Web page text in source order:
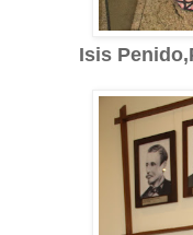
Isis